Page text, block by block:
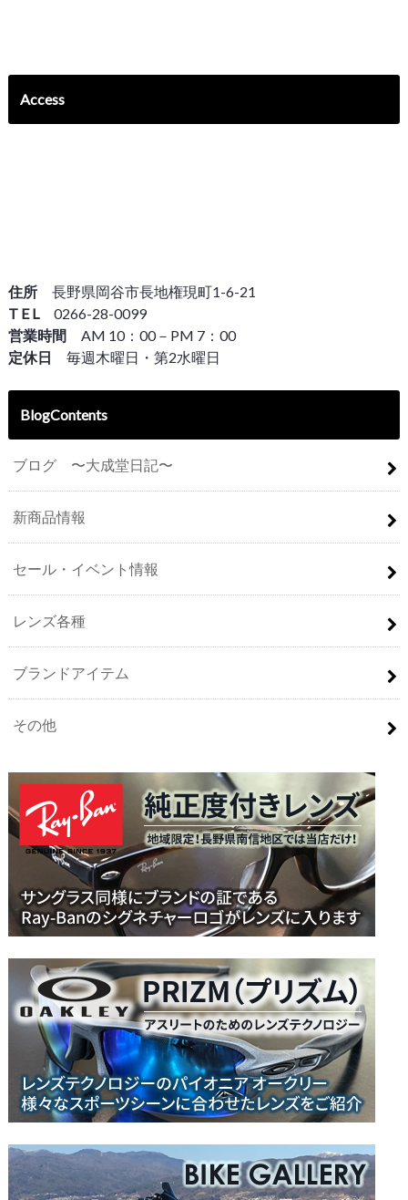
Access
住所 長野県岡谷市長地権現町1-6-21
T E L 0266-28-0099
営業時間 AM 10：00－PM 7：00
定休日
毎週木曜日・第2水曜日
BlogContents
ブログ 〜大成堂日記〜
新商品情報
セール・イベント情報
レンズ各種
ブランドアイテム
その他